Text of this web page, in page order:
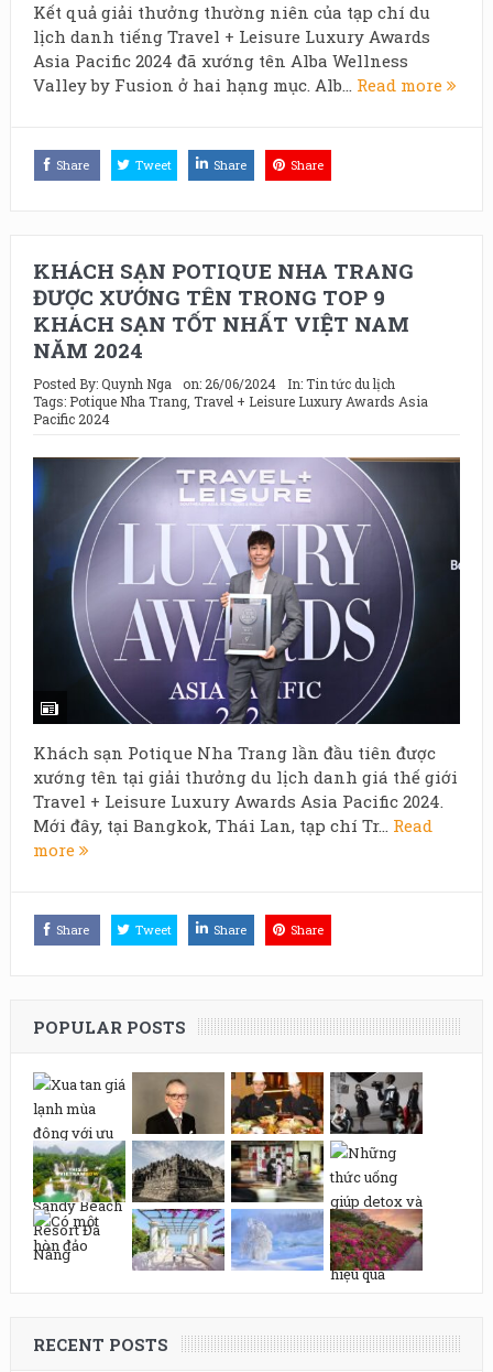
Kết quả giải thưởng thường niên của tạp chí du
lịch danh tiếng Travel + Leisure Luxury Awards
Asia Pacific 2024 đã xướng tên Alba Wellness
Valley by Fusion ở hai hạng mục. Alb... Read more
Share Tweet Share Share
KHÁCH SẠN POTIQUE NHA TRANG
ĐƯỢC XƯỚNG TÊN TRONG TOP 9
KHÁCH SẠN TỐT NHẤT VIỆT NAM
NĂM 2024
Posted By:Quynh Nga on:26/06/2024 In:Tin tức du lịch
Tags: Potique Nha Trang, Travel + Leisure Luxury Awards Asia
Pacific 2024
Khách sạn Potique Nha Trang lần đầu tiên được
xướng tên tại giải thưởng du lịch danh giá thế giới
Travel + Leisure Luxury Awards Asia Pacific 2024.
Mới đây, tại Bangkok, Thái Lan, tạp chí Tr... Read
more
Share Tweet Share Share
POPULAR POSTS
RECENT POSTS